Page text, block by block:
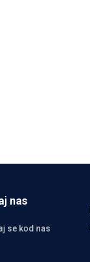
nas
se kod nas